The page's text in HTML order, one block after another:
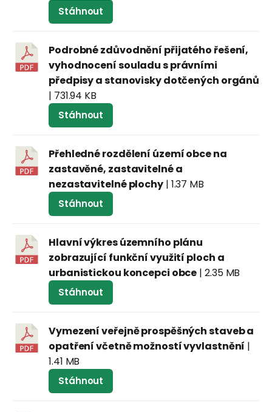
Stáhnout
Podrobné zdůvodnění přijatého řešení,
vyhodnocení souladu s právními
předpisy a stanovisky dotčených orgánů
| 731.94 KB
Stáhnout
Přehledné rozdělení území obce na
zastavěné, zastavitelné a
nezastavitelné plochy| 1.37 MB
Stáhnout
Hlavní výkres územního plánu
zobrazující funkční využití ploch a
urbanistickou koncepci obce | 2.35 MB
Stáhnout
Vymezení veřejně prospěšných staveb a
opatření včetně možností vyvlastnění |
1.41 MB
Stáhnout